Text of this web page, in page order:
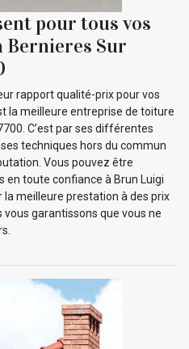
pour tous vos
Sur
rapport qualité-prix pour vos
la meilleure entreprise de toiture
C’est par ses différentes
techniques hors du commun
Vous pouvez être
en toute confiance à Brun Luigi
la meilleure prestation à des prix
garantissons que vous ne